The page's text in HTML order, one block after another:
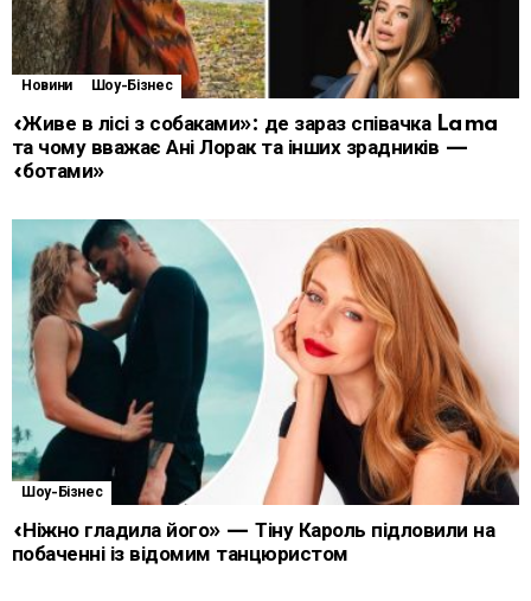
Новини Шоу-Бізнес
«Живе в лісі з собаками»: де зараз співачка Lama
та чому вважає Ані Лорак та інших зрадників —
«ботами»
Шоу-Бізнес
«Ніжно гладила його» — Тіну Кароль підловили на
побаченні із відомим танцюристом